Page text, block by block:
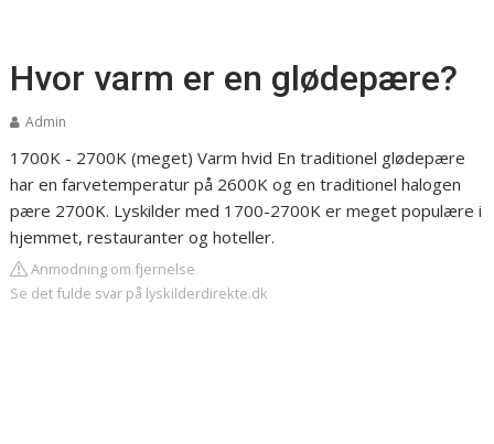
Hvor varm er en glødepære?
Admin
1700K - 2700K (meget) Varm hvid En traditionel glødepære
har en farvetemperatur på 2600K og en traditionel halogen
pære 2700K. Lyskilder med 1700-2700K er meget populære i
hjemmet, restauranter og hoteller.
Anmodning om fjernelse
Se det fulde svar på lyskilderdirekte.dk